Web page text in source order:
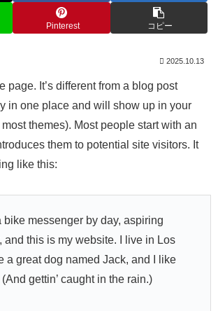
Pinterest コピー
2025.10.13
page. It’s different from a blog post
in one place and will show up in your
themes). Most people start with an
them to potential site visitors. It
like this:
bike messenger by day, aspiring
and this is my website. I live in Los
a great dog named Jack, and I like
gettin’ caught in the rain.)